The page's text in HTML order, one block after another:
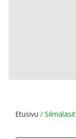
Etusivu / Silmälasit